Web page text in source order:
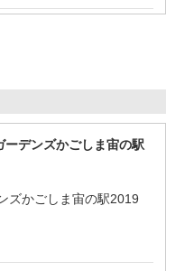
デンズかごしま宙の駅
ズかごしま宙の駅2019